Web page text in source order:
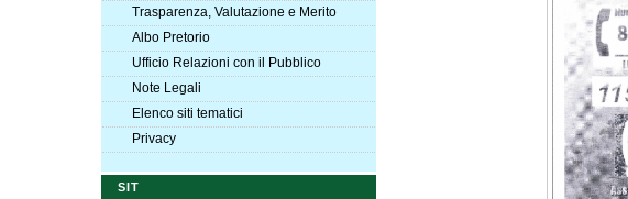
Trasparenza, Valutazione e Merito
Albo Pretorio
Ufficio Relazioni con il Pubblico
Note Legali
Elenco siti tematici
Privacy
SIT